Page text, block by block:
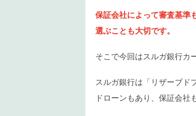
保証会社によって審査基準
選ぶことも大切です。
そこで今回はスルガ銀行カ
スルガ銀行は「リザーブド
ドローンもあり、保証会社